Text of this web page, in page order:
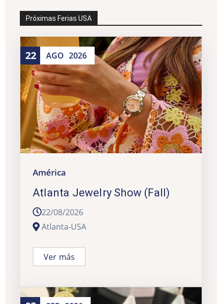
Próximas Ferias USA
22 AGO 2026
América
Atlanta Jewelry Show (Fall)
22/08/2026
Atlanta-USA
Ver más